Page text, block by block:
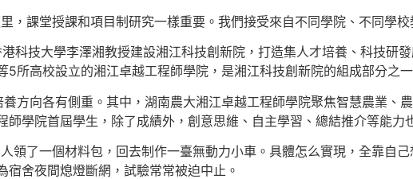
，課堂授課和項目制研究一樣重要。我們接受來自不同學院、不同學
科技大學李澤湘教授建設湘江科技創新院，打造集人才培養、科技研
5所高校設立的湘江卓越工程師學院，是湘江科技創新院的組成部分之一
方向各有側重。其中，湖南農大湘江卓越工程師學院聚焦智慧農業
師學院首屆學生，除了成績外，創意思維、自主學習、總結推介等能力
領了一個材料包，回去制作一臺無動力小車。具體怎么實現，全靠自
宿舍夜間熄燈斷網，試驗常常被迫中止。